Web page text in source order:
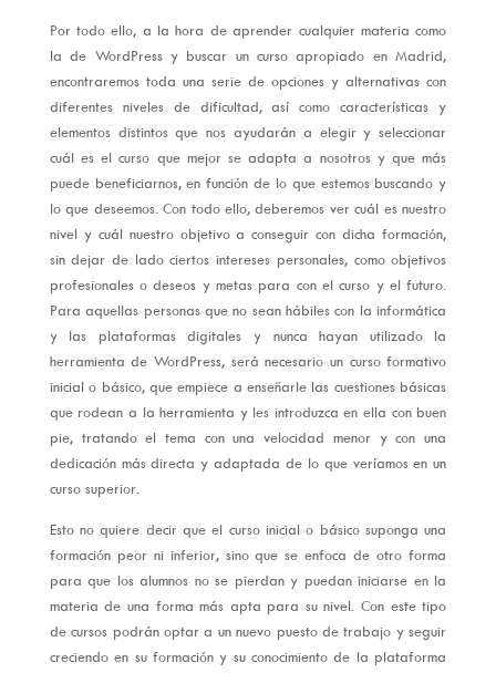
Por todo ello, a la hora de aprender cualquier materia como
la de WordPress y buscar un curso apropiado en Madrid,
encontraremos toda una serie de opciones y alternativas con
diferentes niveles de dificultad, así como características y
elementos distintos que nos ayudarán a elegir y seleccionar
cuál es el curso que mejor se adapta a nosotros y que más
puede beneficiarnos, en función de lo que estemos buscando y
lo que deseemos. Con todo ello, deberemos ver cuál es nuestro
nivel y cuál nuestro objetivo a conseguir con dicha formación,
sin dejar de lado ciertos intereses personales, como objetivos
profesionales o deseos y metas para con el curso y el futuro.
Para aquellas personas que no sean hábiles con la informática
y las plataformas digitales y nunca hayan utilizado la
herramienta de WordPress, será necesario un curso formativo
inicial o básico, que empiece a enseñarle las cuestiones básicas
que rodean a la herramienta y les introduzca en ella con buen
pie, tratando el tema con una velocidad menor y con una
dedicación más directa y adaptada de lo que veríamos en un
curso superior.
Esto no quiere decir que el curso inicial o básico suponga una
formación peor ni inferior, sino que se enfoca de otro forma
para que los alumnos no se pierdan y puedan iniciarse en la
materia de una forma más apta para su nivel. Con este tipo
de cursos podrán optar a un nuevo puesto de trabajo y seguir
creciendo en su formación y su conocimiento de la plataforma